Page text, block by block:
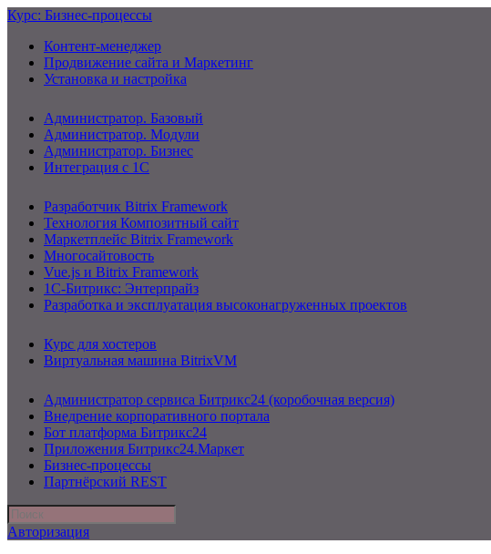
Курс: Бизнес-процессы
Контент-менеджер
Продвижение сайта и Маркетинг
Установка и настройка
Администратор. Базовый
Администратор. Модули
Администратор. Бизнес
Интеграция с 1С
Разработчик Bitrix Framework
Технология Композитный сайт
Маркетплейс Bitrix Framework
Многосайтовость
Vue.js и Bitrix Framework
1С-Битрикс: Энтерпрайз
Разработка и эксплуатация высоконагруженных проектов
Курс для хостеров
Виртуальная машина BitrixVM
Администратор сервиса Битрикс24 (коробочная версия)
Внедрение корпоративного портала
Бот платформа Битрикс24
Приложения Битрикс24.Маркет
Бизнес-процессы
Партнёрский REST
Авторизация